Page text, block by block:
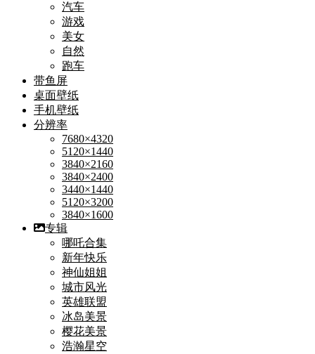
汽车
游戏
美女
自然
跑车
带鱼屏
桌面壁纸
手机壁纸
分辨率
7680×4320
5120×1440
3840×2160
3840×2400
3440×1440
5120×3200
3840×1600
专辑
哪吒合集
新年快乐
神仙姐姐
城市风光
英雄联盟
冰岛美景
樱花美景
浩瀚星空